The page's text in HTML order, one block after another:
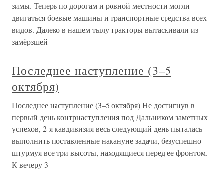
зимы. Теперь по дорогам и ровной местности могли
двигаться боевые машины и транспортные средства всех
видов. Далеко в нашем тылу тракторы вытаскивали из
замёрзшей
Последнее наступление (3–5
октября)
Последнее наступление (3–5 октября) Не достигнув в
первый день контрнаступления под Дальником заметных
успехов, 2-я кавдивизия весь следующий день пыталась
выполнить поставленные накануне задачи, безуспешно
штурмуя все три высоты, находящиеся перед ее фронтом.
К вечеру 3